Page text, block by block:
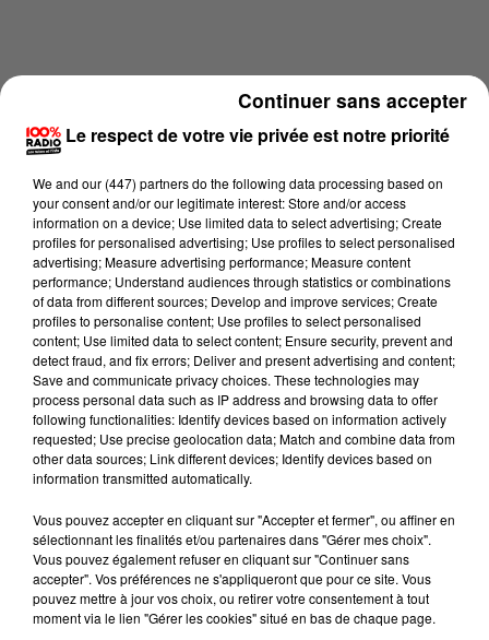
Lecture (4 min 15 sec)
100%
100% Radio les infos de l'Ariege
23 mai 2025 - 4 min 15 sec
LES INFOS DE L'ARIEGE DU 23/05/2025 À
07H59
Le respect de votre vie privée est notre priorité
We and our (447) partnersdo the following data processing based on
your consent and/or our legitimate interest: Store and/or access
information on a device; Use limited data to select advertising; Create
profiles for personalised advertising; Use profiles to select personalised
advertising; Measure advertising performance; Measure content
performance; Understand audiences through statistics or combinations
of data from different sources; Develop and improve services; Create
profiles to personalise content; Use profiles to select personalised
content; Use limited data to select content; Ensure security, prevent and
detect fraud, and fix errors; Deliver and present advertising and content;
Save and communicate privacy choices. These technologies may
process personal data such as IP address and browsing data to offer
following functionalities: Identify devices based on information actively
requested; Use precise geolocation data; Match and combine data from
other data sources; Link different devices; Identify devices based on
information transmitted automatically.
Vous pouvez accepter en cliquant sur "Accepter et fermer", ou affiner en
sélectionnant les finalités et/ou partenaires dans "Gérer mes choix".
Vous pouvez également refuser en cliquant sur "Continuer sans
accepter". Vos préférences ne s'appliqueront que pour ce site. Vous
pouvez mettre à jour vos choix, ou retirer votre consentement à tout
moment via le lien "Gérer les cookies" situé en bas de chaque page.
Continuer sans accepter